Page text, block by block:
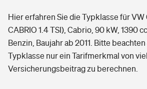
Grundfähigkeitsversicherung
Arbeitsrechtsschutz
Berufshaftpflichtversicherung
Elementarversicherung
Freizeit
Pri­vate Haft­pflicht­
Gesundheit
Hier erfahren Sie die Typklasse für VW
CABRIO 1.4 TSI), Cabrio, 90 kW, 1390
Benzin, Baujahr ab 2011. Bitte beachten
Typklasse nur ein Tarifmerkmal von
Versicherungsbeitrag zu berechnen.